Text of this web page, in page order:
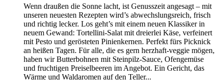
Wenn draußen die Sonne lacht, ist Genusszeit angesagt – mit
unseren neuesten Rezepten wird’s abwechslungsreich, frisch
und richtig lecker. Los geht’s mit einem neuen Klassiker in
neuem Gewand: Tortellini-Salat mit dreierlei Käse, verfeinert
mit Pesto und gerösteten Pinienkernen. Perfekt fürs Picknick
an heißen Tagen. Für alle, die es gern herzhaft-veggie mögen,
haben wir Butterbohnen mit Steinpilz-Sauce, Ofengemüse
und fruchtigen Preiselbeeren im Angebot. Ein Gericht, das
Wärme und Waldaromen auf den Teller...